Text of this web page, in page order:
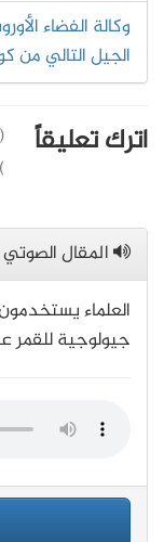
وكالة الفضاء
الجيل التالي من
اترك تعليقاً
(
المقال الصوتي
العلماء
جيولوجية للقمر